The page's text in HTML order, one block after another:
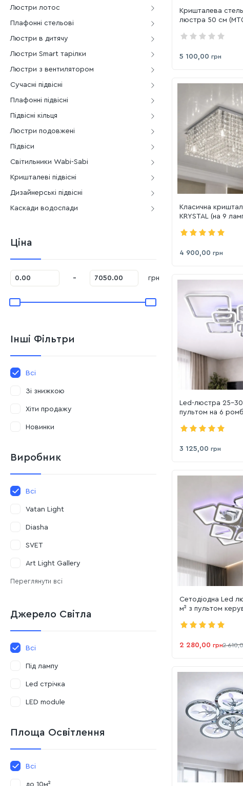
Люстри лотос
Плафонні стельові
Люстри в дитячу
Люстри Smart тарілки
Люстри з вентилятором
Сучасні підвісні
Плафонні підвісні
Підвісні кільця
Люстри подовжені
Підвіси
Світильники Wabi-Sabi
Кришталеві підвісні
Дизайнерські підвісні
Каскади водоспади
Ціна
- грн
Інші Фільтри
Всі
Зі знижкою
Хіти продажу
Новинки
Виробник
Всі
Vatan Light
Diasha
SVET
Art Light Gallery
Переглянути всі
Джерело Світла
Всі
Під лампу
Led стрічка
LED module
Площа Освітлення
Всі
до 10м²
Кришталева
люстра 50 см
5 100,00 грн
Класична
KRYSTAL (на 9
4 900,00 грн
Led-люстра 25-30
пультом на 6
3 125,00 грн
Сетодіодна Led
м² з пультом
крупу (1142/4+4 HR)
2 280,00 грн2